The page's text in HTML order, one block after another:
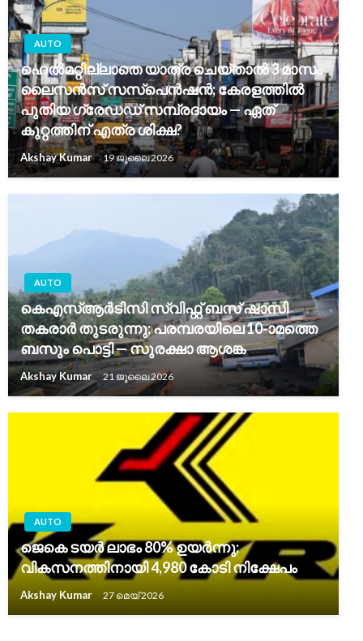
AUTO
ഹെൽമറ്റില്ലാതെ യാത്ര ചെയ്താൽ 3 മാസം
ലൈസൻസ് സസ്പെൻഷൻ; കേരളത്തിൽ
പുതിയ ഗ്രേഡഡ് സമ്പ്രദായം — ഏത്
കുറ്റത്തിന് എത്ര ശിക്ഷ?
Akshay Kumar 19 ജൂലൈ 2026
AUTO
കെഎസ്ആർടിസി സ്വിഫ്റ്റ് ബസ് ഷാസി
തകരാർ തുടരുന്നു; പരമ്പരയിലെ 10-ാമത്തെ
ബസും പൊട്ടി — സുരക്ഷാ ആശങ്ക
Akshay Kumar 21 ജൂലൈ 2026
AUTO
ജെകെ ടയർ ലാഭം 80% ഉയർന്നു;
വികസനത്തിനായി 4,980 കോടി നിക്ഷേപം
Akshay Kumar 27 മെയ്‌ 2026